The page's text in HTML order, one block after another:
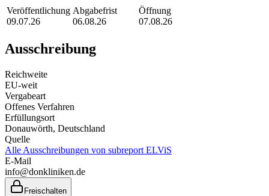
Veröffentlichung
09.07.26
Abgabefrist
06.08.26
Öffnung
07.08.26
Ausschreibung
Reichweite
EU-weit
Vergabeart
Offenes Verfahren
Erfüllungsort
Donauwörth, Deutschland
Quelle
Alle Ausschreibungen von subreport ELViS
E-Mail
info@donkliniken.de
Freischalten